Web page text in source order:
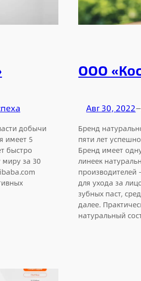
добычи
имеет 5
быстро
миру за 30
ООО
Авг 30, 2022—
Бренд
пяти лет
Бренд имеет
линеек
производителей
для ухода за
зубных паст,
далее.
натуральный